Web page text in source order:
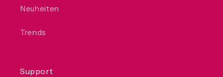
Neuheiten
Trends
Support